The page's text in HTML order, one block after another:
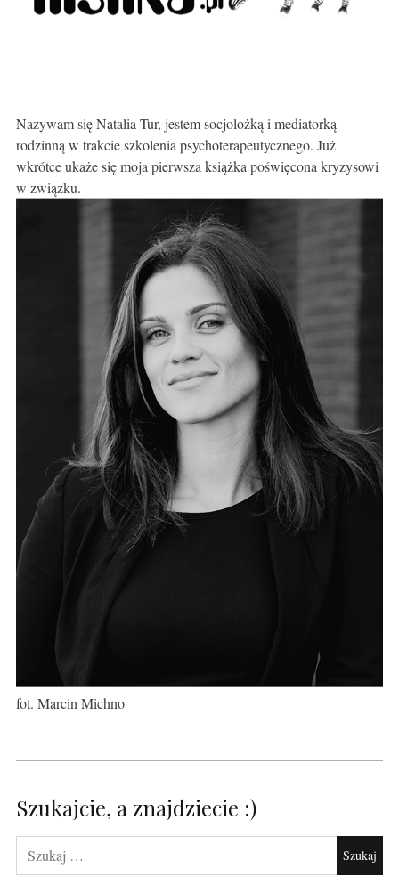
Nazywam się Natalia Tur, jestem socjolożką i mediatorką
rodzinną w trakcie szkolenia psychoterapeutycznego. Już
wkrótce ukaże się moja pierwsza książka poświęcona kryzysowi
w związku.
fot. Marcin Michno
Szukajcie, a znajdziecie :)